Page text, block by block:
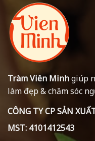
Tràm Viên Minhgiúp
làm đẹp & chăm sóc
CÔNG TY CP SẢN
MST: 4101412543